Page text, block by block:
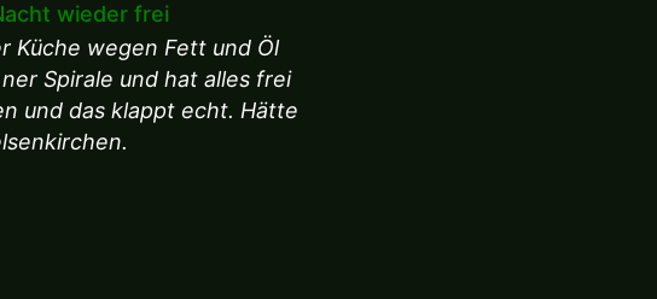
wieder frei
Küche wegen Fett und Öl
Spirale und hat alles frei
und das klappt echt. Hätte